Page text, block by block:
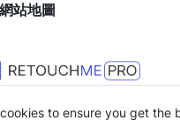
網站地圖
to ensure you get the